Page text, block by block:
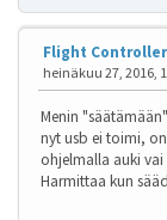
Flight
heinäkuu 27, 2016,
Menin
nyt usb ei toimi,
ohjelmalla auki
Harmittaa kun